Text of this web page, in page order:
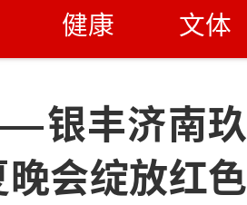
健康 文体
银丰济南玖
会绽放红色